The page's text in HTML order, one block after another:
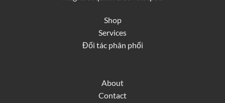
Shop
Services
Đối tác phân phối
About
Contact